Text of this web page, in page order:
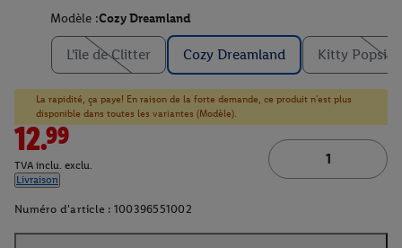
Modèle :Cozy Dreamland
L'île de Clitter Cozy Dreamland Kitty
La rapidité, ça paye! En raison de la forte demande, ce produit n'est plus
disponible dans toutes les variantes (Modèle).
12.99
TVA inclu. exclu.
Livraison
Numéro d'article : 100396551002